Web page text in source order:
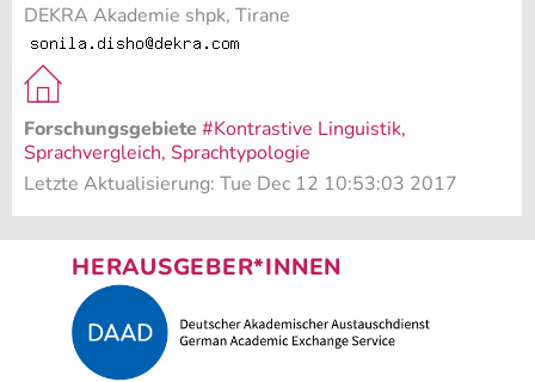
DEKRA Akademie shpk, Tirane
Forschungsgebiete#Kontrastive Linguistik,
Sprachvergleich, Sprachtypologie
Letzte Aktualisierung: Tue Dec 12 10:53:03 2017
HERAUSGEBER*INNEN